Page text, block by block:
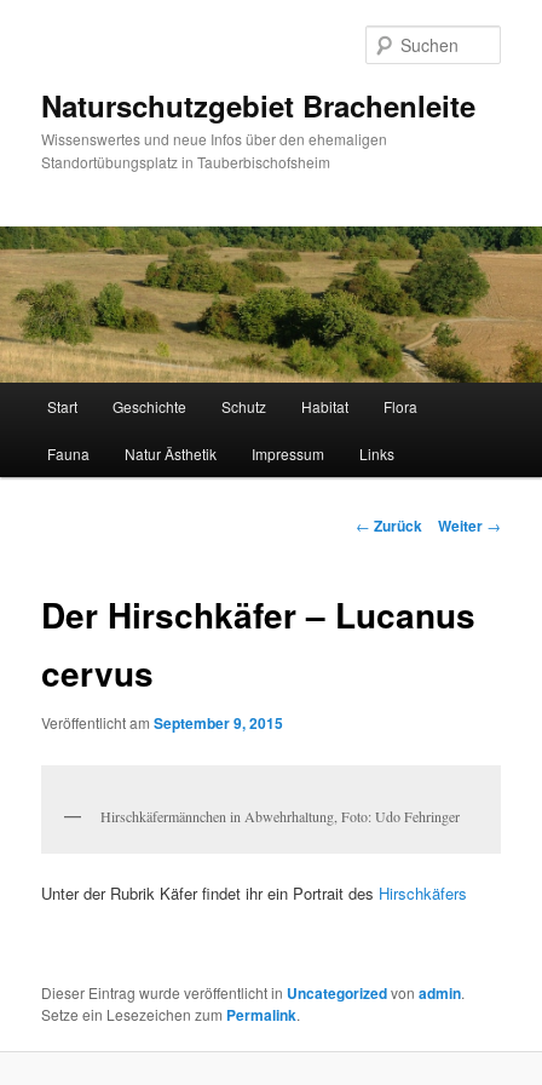
Naturschutzgebiet Brachenleite
Wissenswertes und neue Infos über den ehemaligen
Standortübungsplatz in Tauberbischofsheim
Start Geschichte Schutz Habitat Flora
Fauna Natur Ästhetik Impressum Links
Beitrags-
← Zurück Weiter →
Der Hirschkäfer – Lucanus
cervus
Veröffentlicht amSeptember 9, 2015
Hirschkäfermännchen in Abwehrhaltung, Foto: Udo Fehringer
Unter der Rubrik Käfer findet ihr ein Portrait des Hirschkäfers
Dieser Eintrag wurde veröffentlicht in Uncategorizedvonadmin.
Setze ein Lesezeichen zum Permalink.